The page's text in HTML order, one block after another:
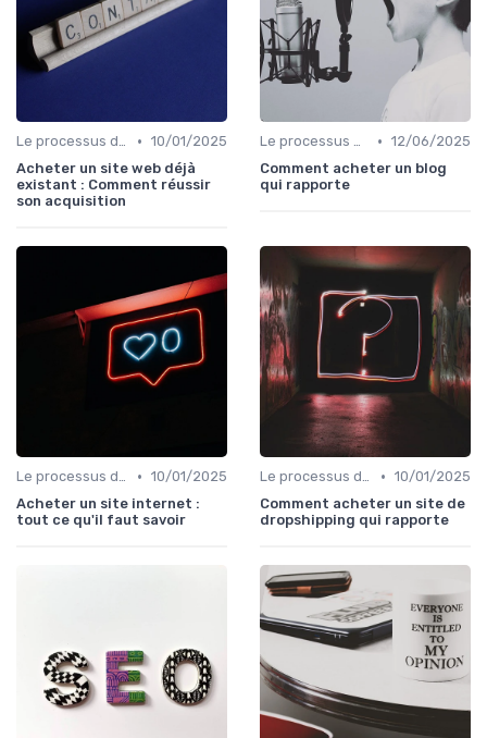
Le processus d'acquisition • 10/01/2025
Acheter un site web déjà
existant : Comment réussir
son acquisition
Le processus d'acquisition • 12/06/2025
Comment acheter un blog
qui rapporte
Le processus d'acquisition • 10/01/2025
Acheter un site internet :
tout ce qu'il faut savoir
Le processus d'acquisition • 10/01/2025
Comment acheter un site de
dropshipping qui rapporte